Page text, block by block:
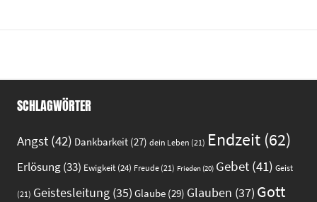
SCHLAGWÖRTER
Angst (42) Dankbarkeit (27) dein Leben (21) Endzeit (62)
Erlösung(33) Ewigkeit (24) Freude (21) Frieden (20) Gebet (41) Geist
(21) Geistesleitung (35) Glaube (29) Glauben (37) Gott